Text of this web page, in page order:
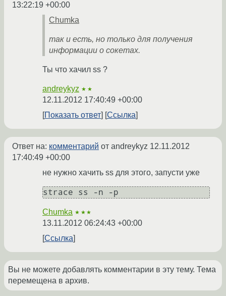
13:22:19 +00:00
Chumka
так и есть, но только для получения
информации о сокетах.
Ты что хачил ss ?
andreykyz ★★
12.11.2012 17:40:49 +00:00
Показать ответ
Ссылка
Ответ на: комментарий от andreykyz 12.11.2012
17:40:49 +00:00
не нужно хачить ss для этого, запусти уже
Chumka ★★★
13.11.2012 06:24:43 +00:00
Ссылка
Вы не можете добавлять комментарии в эту тему. Тема
перемещена в архив.